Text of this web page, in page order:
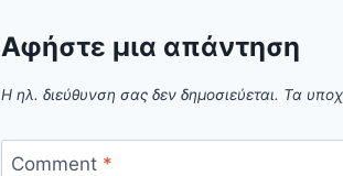
Αφήστε μια απάντηση
Η ηλ. διεύθυνση σας δεν δημοσιεύεται. Τα
Comment *